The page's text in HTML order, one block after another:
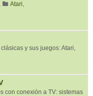
, Atari,
y sus juegos: Atari,
con conexión a TV: sistemas